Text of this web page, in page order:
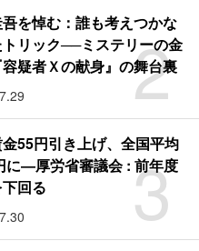
2
を悼む：誰も考えつかな
リック──ミステリーの金
疑者Ｘの献身』の舞台裏
3
55円引き上げ、全国平均
に―厚労省審議会 : 前年度
回る